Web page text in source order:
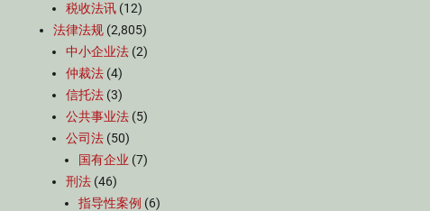
税收法讯 (12)
法律法规 (2,805)
中小企业法 (2)
仲裁法 (4)
信托法 (3)
公共事业法 (5)
公司法 (50)
国有企业 (7)
刑法 (46)
指导性案例 (6)